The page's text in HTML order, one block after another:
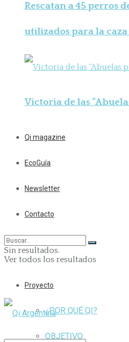
Rescatan a 45 perros
utilizados para la
Victoria de las
Qi magazine
EcoGuía
Newsletter
Contacto
Sin resultados.
Ver todos los resultados
Proyecto
¿POR QUÉ QI?
OBJETIVO